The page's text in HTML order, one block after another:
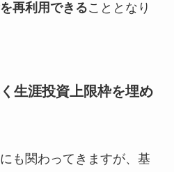
再利用できることとなり
生涯投資上限枠を埋め
も関わってきますが、基